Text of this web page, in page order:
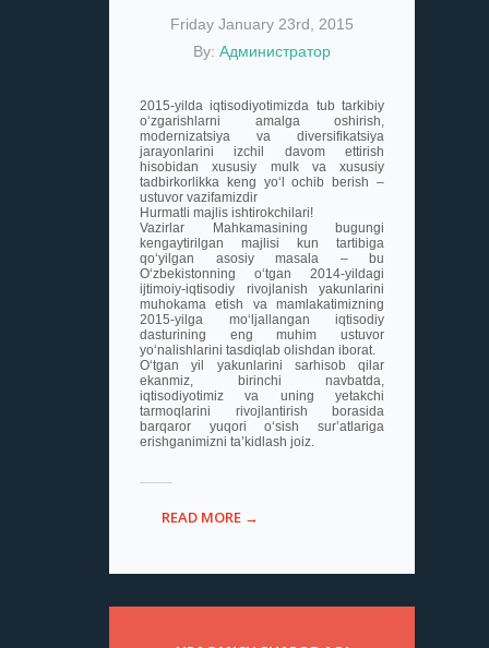
Friday January 23rd, 2015
By: Администратор
2015-yilda iqtisodiyotimizda tub tarkibiy
o‘zgarishlarni amalga oshirish,
modernizatsiya va diversifikatsiya
jarayonlarini izchil davom ettirish
hisobidan xususiy mulk va xususiy
tadbirkorlikka keng yo‘l ochib berish –
ustuvor vazifamizdir
Hurmatli majlis ishtirokchilari!
Vazirlar Mahkamasining bugungi
kengaytirilgan majlisi kun tartibiga
qo‘yilgan asosiy masala – bu
O‘zbekistonning o‘tgan 2014-yildagi
ijtimoiy-iqtisodiy rivojlanish yakunlarini
muhokama etish va mamlakatimizning
2015-yilga mo‘ljallangan iqtisodiy
dasturining eng muhim ustuvor
yo‘nalishlarini tasdiqlab olishdan iborat.
O‘tgan yil yakunlarini sarhisob qilar
ekanmiz, birinchi navbatda,
iqtisodiyotimiz va uning yetakchi
tarmoqlarini rivojlantirish borasida
barqaror yuqori o‘sish sur’atlariga
erishganimizni ta’kidlash joiz.
READ MORE →